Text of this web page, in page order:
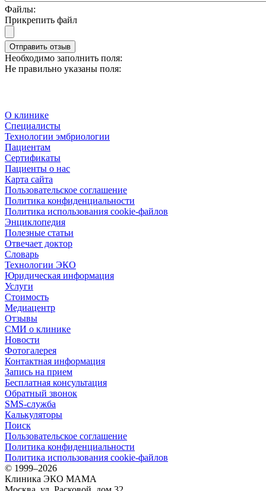
Файлы:
Прикрепить файл
Отправить отзыв
Необходимо заполнить поля:
Не правильно указаны поля:
О клинике
Специалисты
Технологии эмбриологии
Пациентам
Сертификаты
Пациенты о нас
Карта сайта
Пользовательское соглашение
Политика конфиденциальности
Политика использования cookie-файлов
Энциклопедия
Полезные статьи
Отвечает доктор
Словарь
Технологии ЭКО
Юридическая информация
Услуги
Стоимость
Медиацентр
Отзывы
СМИ о клинике
Новости
Фотогалерея
Контактная информация
Запись на прием
Бесплатная консультация
Обратный звонок
SMS-служба
Калькуляторы
Поиск
Пользовательское соглашение
Политика конфиденциальности
Политика использования cookie-файлов
© 1999–2026
Клиника ЭКО МАМА